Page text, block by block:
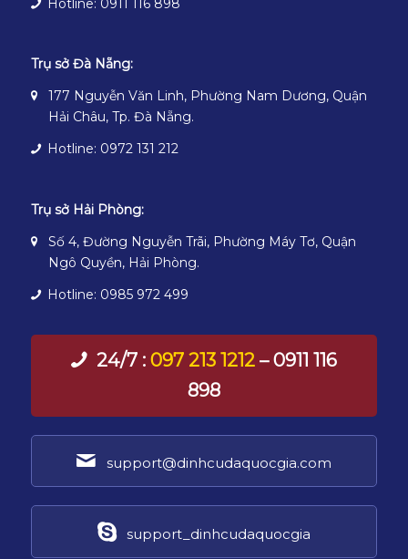
Trụ sở Đà Nẵng:
177 Nguyễn Văn Linh, Phường Nam Dương, Quận
Hải Châu, Tp. Đà Nẵng.
Hotline: 0972 131 212
Trụ sở Hải Phòng:
Số 4, Đường Nguyễn Trãi, Phường Máy Tơ, Quận
Ngô Quyền, Hải Phòng.
Hotline: 0985 972 499
24/7 : 097 213 1212– 0911 116
898
support@dinhcudaquocgia.com
support_dinhcudaquocgia